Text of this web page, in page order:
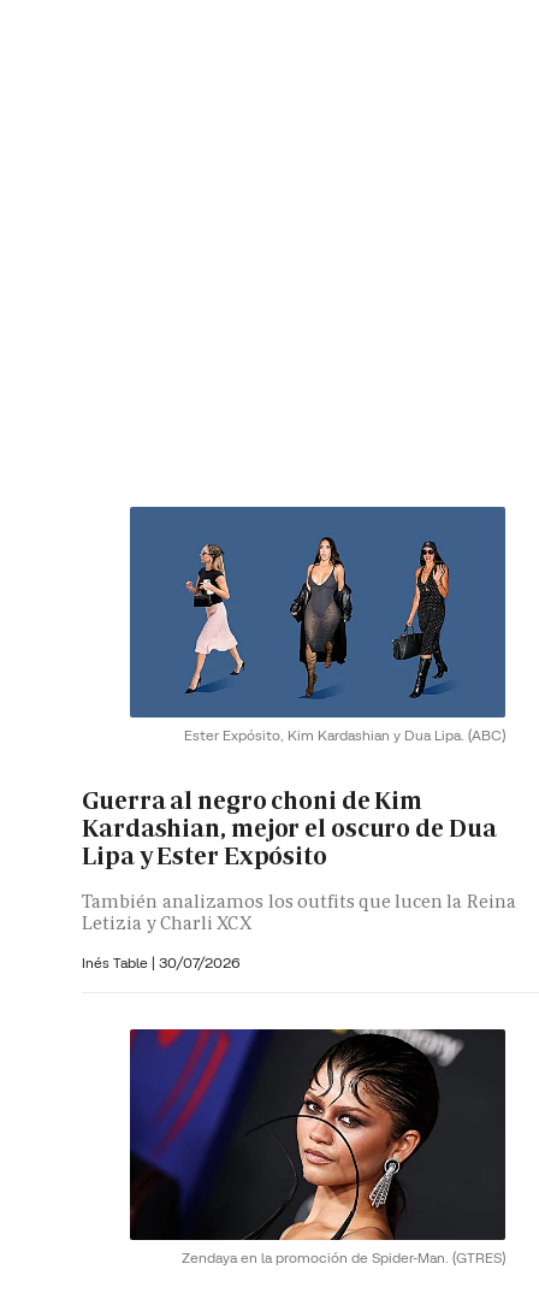
Ester Expósito, Kim Kardashian y Dua Lipa. (ABC)
Guerra al negro choni de Kim
Kardashian, mejor el oscuro de Dua
Lipa y Ester Expósito
También analizamos los outfits que lucen la Reina
Letizia y Charli XCX
Inés Table | 30/07/2026
Zendaya en la promoción de Spider-Man. (GTRES)